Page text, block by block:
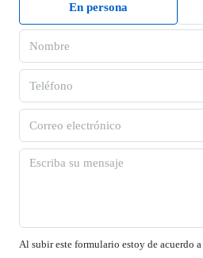
En persona
Al subir este formulario estoy de acuerdo a